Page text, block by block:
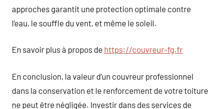
approches garantit une protection optimale contre
l’eau, le souffle du vent, et même le soleil.
En savoir plus à propos de https://couvreur-fg.fr
En conclusion, la valeur d’un couvreur professionnel
dans la conservation et le renforcement de votre toiture
ne peut être négligée. Investir dans des services de